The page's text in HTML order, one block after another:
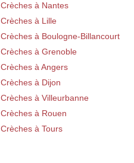
Crèches à Nantes
Crèches à Lille
Crèches à Boulogne-Billancourt
Crèches à Grenoble
Crèches à Angers
Crèches à Dijon
Crèches à Villeurbanne
Crèches à Rouen
Crèches à Tours